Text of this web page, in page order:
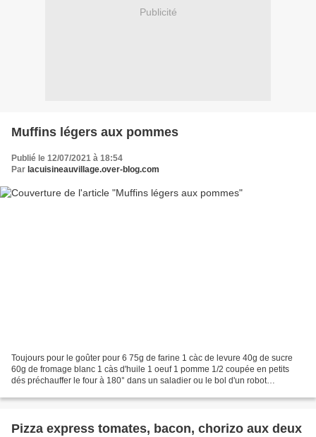
Publicité
Muffins légers aux pommes
Publié le 12/07/2021 à 18:54
Par lacuisineauvillage.over-blog.com
Toujours pour le goûter pour 6 75g de farine 1 càc de levure 40g de sucre
60g de fromage blanc 1 càs d'huile 1 oeuf 1 pomme 1/2 coupée en petits
dés préchauffer le four à 180° dans un saladier ou le bol d'un robot
Pizza express tomates, bacon, chorizo aux deux